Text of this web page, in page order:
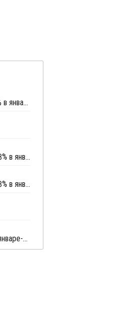
Импорт ПВХ в Белоруссию вырос на 18% в январе - ноябре
Украинский импорт ПВХ сократился на 28% в январе - ноябре, экспорт вырос на 6%
Украинский импорт ПВХ сократился на 28% в январе - октябре, экспорт снизился на 2%
Инвестиции в переработку полимеров в январе-мае 2010 г выросли всего на 5%